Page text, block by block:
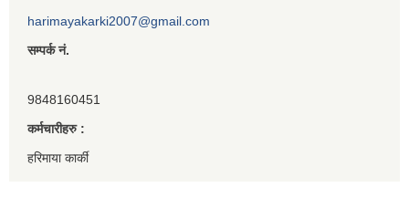
harimayakarki2007@gmail.com
सम्पर्क नं.
9848160451
कर्मचारीहरु :
हरिमाया कार्की